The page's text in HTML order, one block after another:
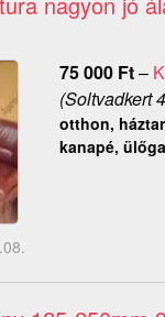
75 000 Ft–
(Soltvadkert
otthon,
kanapé,